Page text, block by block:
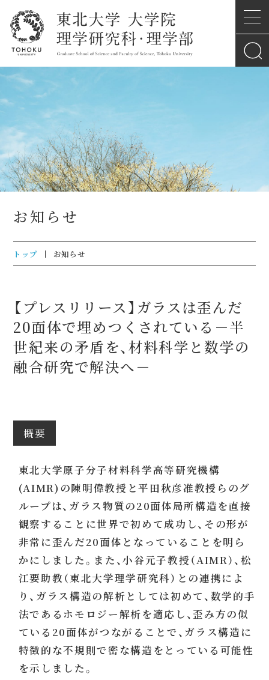
お知らせ
トップ お知らせ
【プレスリリース】ガラスは歪んだ
20面体で埋めつくされている－半
世紀来の矛盾を、材料科学と数学の
融合研究で解決へ－
概要
東北大学原子分子材料科学高等研究機構
(AIMR)の陳明偉教授と平田秋彦准教授らのグ
ループは、ガラス物質の20面体局所構造を直接
観察することに世界で初めて成功し、その形が
非常に歪んだ20面体となっていることを明ら
かにしました。また、小谷元子教授（AIMR）、松
江要助教（東北大学理学研究科）との連携によ
り、ガラス構造の解析としては初めて、数学的手
法であるホモロジー解析を適応し、歪み方の似
ている20面体がつながることで、ガラス構造に
特徴的な不規則で密な構造をとっている可能性
を示しました。